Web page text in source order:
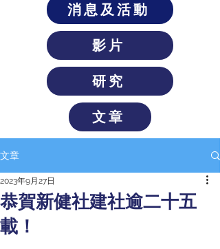
消息及活動
影片
研究
文章
文章
恭賀新健社建社逾二十五
載！
2023年9月27日